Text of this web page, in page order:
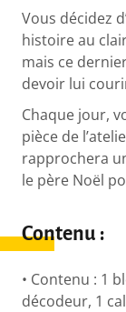
Vous décidez
histoire au
mais ce
devoir lui
Chaque jour,
pièce de
rapprochera
le père Noël
Contenu :
• Contenu : 1
décodeur, 1